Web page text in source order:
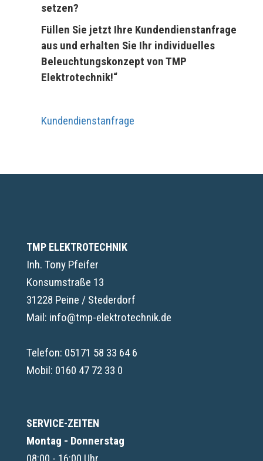
setzen?
Füllen Sie jetzt Ihre Kundendienstanfrage
aus und erhalten Sie Ihr individuelles
Beleuchtungskonzept von TMP
Elektrotechnik!“
Kundendienstanfrage
TMP ELEKTROTECHNIK
Inh. Tony Pfeifer
Konsumstraße 13
31228 Peine / Stederdorf
Mail: info@tmp-elektrotechnik.de
Telefon: 05171 58 33 64 6
Mobil: 0160 47 72 33 0
SERVICE-ZEITEN
Montag - Donnerstag